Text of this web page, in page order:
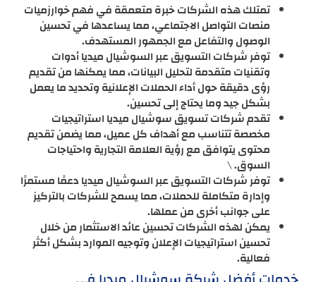
تمتلك هذه الشركات خبرة متعمقة في فهم خوارزميات
منصات التواصل الاجتماعي، مما يساعدها في تحسين
الوصول والتفاعل مع الجمهور المستهدف.
توفر شركات التسويق عبر السوشيال ميديا أدوات
وتقنيات متقدمة لتحليل البيانات، مما يمكنها من تقديم
رؤى دقيقة حول أداء الحملات الإعلانية وتحديد ما يعمل
بشكل جيد وما يحتاج إلى تحسين.
تقدم شركات تسويق سوشيال ميديا استراتيجيات
مخصصة تتناسب مع أهداف كل عميل، مما يضمن تقديم
محتوى يتوافق مع رؤية العلامة التجارية واحتياجات
السوق. \
توفر شركات التسويق عبر السوشيال ميديا دعمًا مستمرًا
وإدارة متكاملة للحملات، مما يسمح للشركات بالتركيز
على جوانب أخرى من عملها.
يمكن لهذه الشركات تحسين عائد الاستثمار من خلال
تحسين استراتيجيات الإعلان وتوجيه الموارد بشكل أكثر
فعالية.